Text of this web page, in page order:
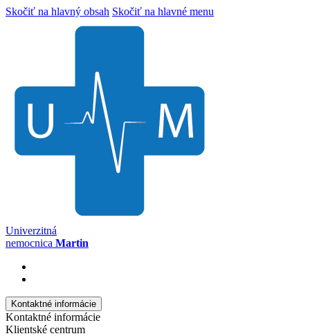
Skočiť na hlavný obsah Skočiť na hlavné menu
Univerzitná
nemocnica Martin
Kontaktné informácie
Kontaktné informácie
Klientské centrum